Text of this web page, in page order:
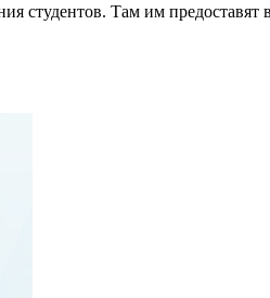
студентов. Там им предоставят